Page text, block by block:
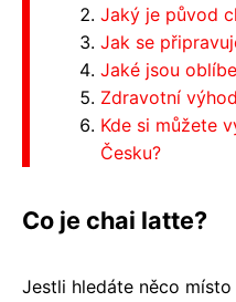
Jaký je původ
Jak se
Jaké jsou
Zdravotní
Kde si můžete
Česku?
Co je chai latte?
Jestli hledáte něco